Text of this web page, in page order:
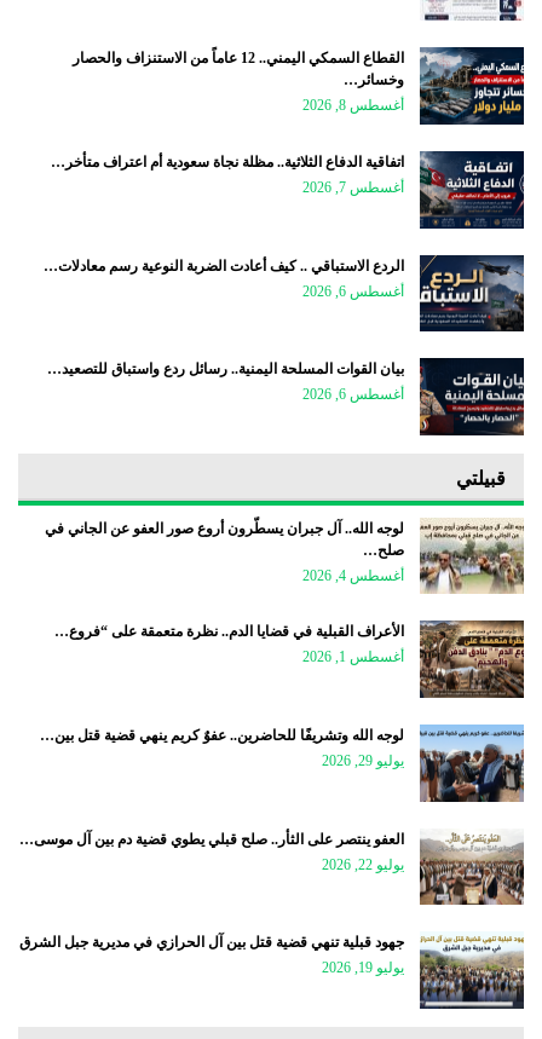
القطاع السمكي اليمني.. 12 عاماً من الاستنزاف والحصار
وخسائر…
أغسطس 8, 2026
اتفاقية الدفاع الثلاثية.. مظلة نجاة سعودية أم اعتراف متأخر…
أغسطس 7, 2026
الردع الاستباقي .. كيف أعادت الضربة النوعية رسم معادلات…
أغسطس 6, 2026
بيان القوات المسلحة اليمنية.. رسائل ردع واستباق للتصعيد…
أغسطس 6, 2026
قبيلتي
لوجه الله.. آل جبران يسطّرون أروع صور العفو عن الجاني في
صلح…
أغسطس 4, 2026
الأعراف القبلية في قضايا الدم.. نظرة متعمقة على “فروع…
أغسطس 1, 2026
لوجه الله وتشريفًا للحاضرين.. عفوٌ كريم ينهي قضية قتل بين…
يوليو 29, 2026
العفو ينتصر على الثأر.. صلح قبلي يطوي قضية دم بين آل موسى…
يوليو 22, 2026
جهود قبلية تنهي قضية قتل بين آل الحرازي في مديرية جبل الشرق
يوليو 19, 2026